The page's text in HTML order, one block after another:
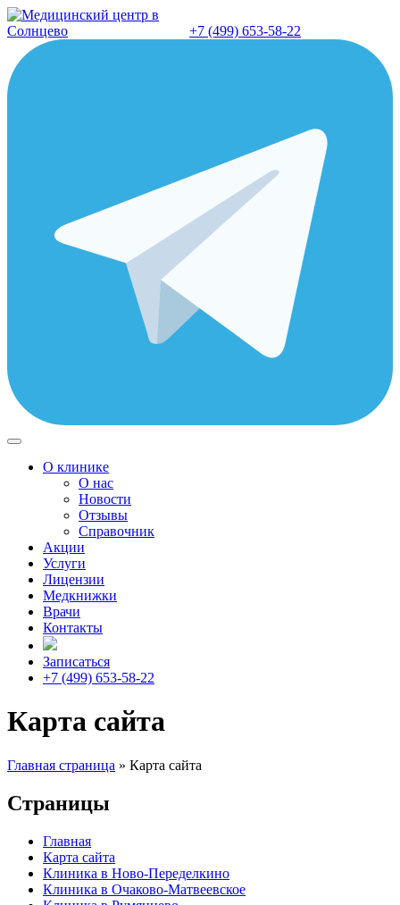
Перейти
к
содержанию
+7 (499) 653-58-22
О клинике
О нас
Новости
Отзывы
Справочник
Акции
Услуги
Лицензии
Медкнижки
Врачи
Контакты
Записаться
+7 (499) 653-58-22
Карта сайта
Главная страница » Карта сайта
Страницы
Главная
Карта сайта
Клиника в Ново-Переделкино
Клиника в Очаково-Матвеевское